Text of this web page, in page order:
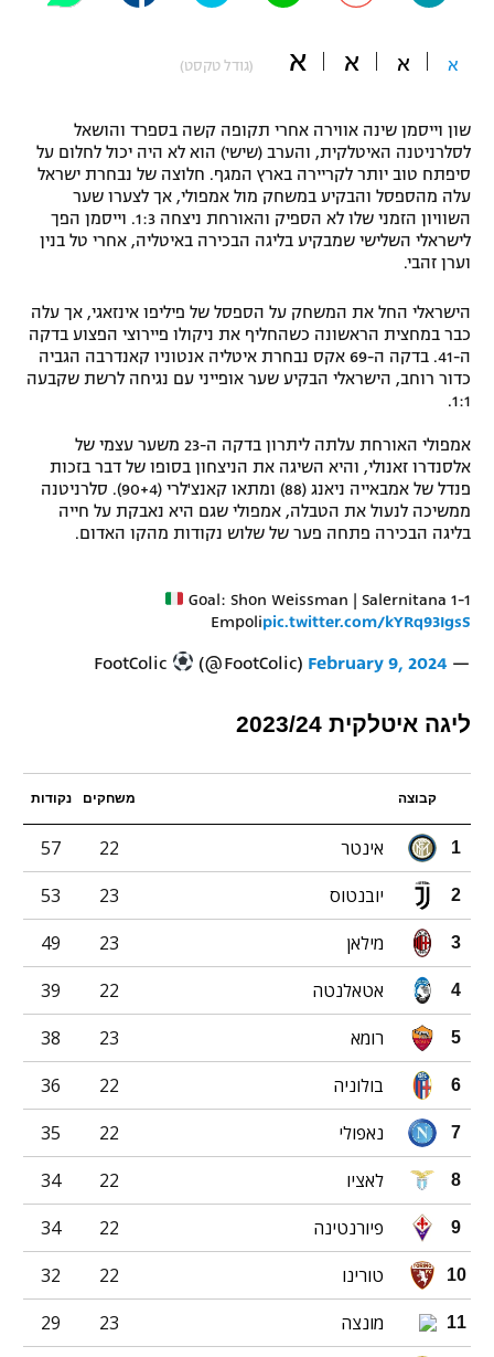
תקנון משתתפים וזוכים בפרסים
תקנון עבור פעילות אלקטרה
תקנון עבור פעילות ספורט 1 – "מרלן"
טניס
גיימינג E-Sports
תנאי שימוש
מדיניות פרטיות
תקנון פעילות ספורט 1
רשיון להקרנה פומבית לבית עסק
לוח דרושים – ג'ובנט
המגזין
כדורמים
פוטבול אמריקאי NFL
בייסבול MLB
ספורט אתגרי ואקסטרים
אומנויות לחימה
א א א א (גודל טקסט)
שון וייסמן שינה אווירה אחרי תקופה קשה בספרד והושאל
לסלרניטנה האיטלקית, והערב (שישי) הוא לא היה יכול לחלום על
סיפתח טוב יותר לקריירה בארץ המגף. חלוצה של נבחרת ישראל
עלה מהספסל והבקיע במשחק מול אמפולי, אך לצערו שער
השוויון הזמני שלו לא הספיק והאורחת ניצחה 1:3. וייסמן הפך
לישראלי השלישי שמבקיע בליגה הבכירה באיטליה, אחרי טל בנין
וערן זהבי.
הישראלי החל את המשחק על הספסל של פיליפו אינזאגי, אך עלה
כבר במחצית הראשונה כשהחליף את ניקולו פיירוצי הפצוע בדקה
ה-41. בדקה ה-69 אקס נבחרת איטליה אנטוניו קאנדרבה הגביה
כדור רוחב, הישראלי הבקיע שער אופייני עם נגיחה לרשת שקבעה
1:1.
אמפולי האורחת עלתה ליתרון בדקה ה-23 משער עצמי של
אלסנדרו זאנולי, והיא השיגה את הניצחון בסופו של דבר בזכות
פנדל של אמבאייה ניאנג (88) ומתאו קאנצ'לרי (90+4). סלרניטנה
ממשיכה לנעול את הטבלה, אמפולי שגם היא נאבקת על חייה
בליגה הבכירה פתחה פער של שלוש נקודות מהקו האדום.
Goal: Shon Weissman | Salernitana 1-1
Empolipic.twitter.com/kYRq93IgsS
— FootColic
(@FootColic) February 9, 2024
ליגה איטלקית 2023/24
קבוצה משחקים נקודות
1 אינטר 22
57
2 יובנטוס 23
53
3 מילאן 23
49
4 אטאלנטה 22
39
5 רומא 23
38
6 בולוניה 22
36
7 נאפולי 22
35
8 לאציו 22
34
9 פיורנטינה 22
34
10 טורינו 22
32
11 מונצה 23
29